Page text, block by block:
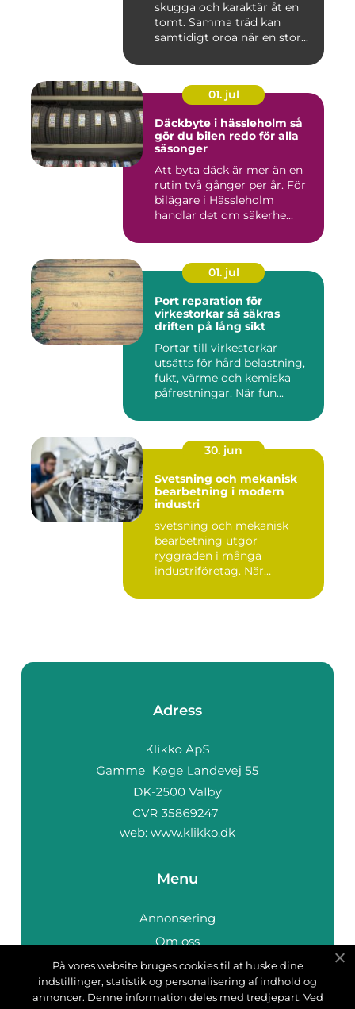
skugga och karaktär åt en
tomt. Samma träd kan
samtidigt oroa när en stor...
01. jul
Däckbyte i hässleholm så
gör du bilen redo för alla
säsonger
Att byta däck är mer än en
rutin två gånger per år. För
bilägare i Hässleholm
handlar det om säkerhe...
01. jul
Port reparation för
virkestorkar så säkras
driften på lång sikt
Portar till virkestorkar
utsätts för hård belastning,
fukt, värme och kemiska
påfrestningar. När fun...
30. jun
Svetsning och mekanisk
bearbetning i modern
industri
svetsning och mekanisk
bearbetning utgör
ryggraden i många
industriföretag. När
Adress
web: www.klikko.dk
Menu
Annonsering
Om oss
Cookies
Kontakta oss
På vores website bruges cookies til at huske dine
indstillinger, statistik og personalisering af indhold og
annoncer. Denne information deles med tredjepart. Ved